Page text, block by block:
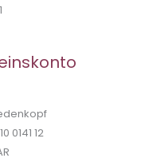
0141 12